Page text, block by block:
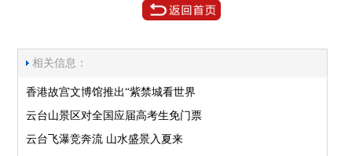
相关信息：
香港故宫文博馆推出“紫禁城看世界
云台山景区对全国应届高考生免门票
云台飞瀑竞奔流 山水盛景入夏来